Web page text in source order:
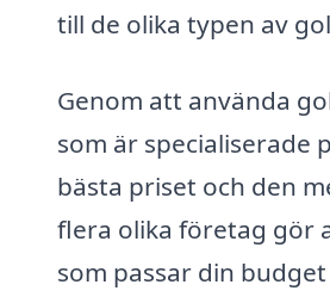
till de olika typen av
Genom att använda
som är specialiserade
bästa priset och den
flera olika företag gör
som passar din